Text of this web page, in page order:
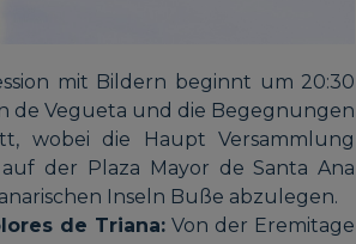
mit Bildern beginnt um 20:30
de Vegueta und die Begegnungen
wobei die Haupt Versammlung
der Plaza Mayor de Santa Ana
Inseln Buße abzulegen.
de Triana: Von der Eremitage